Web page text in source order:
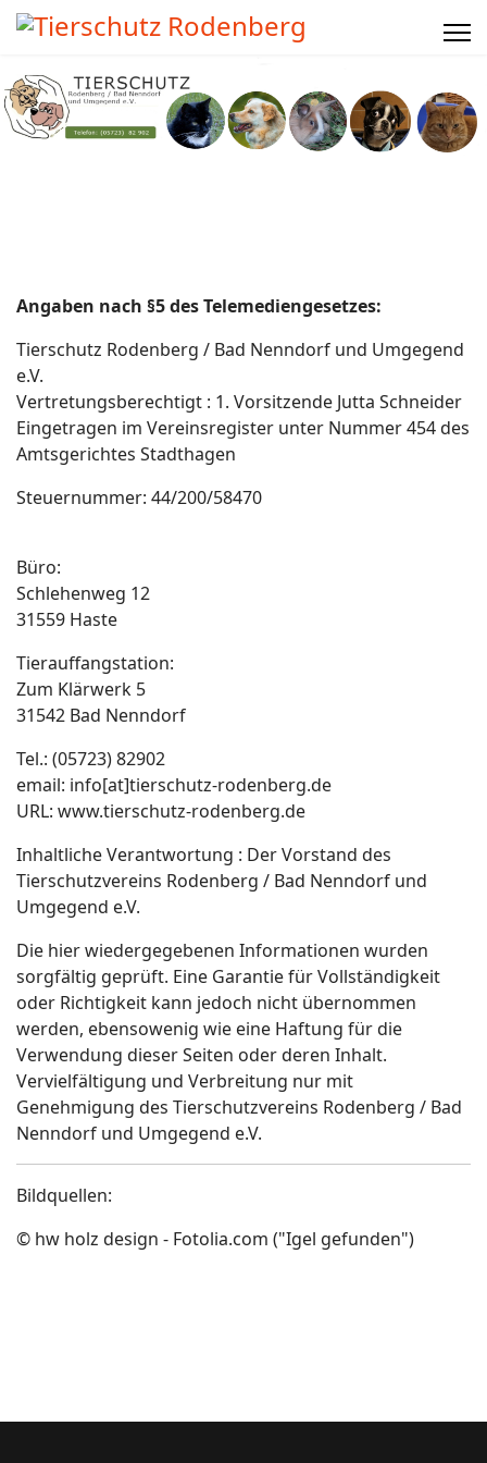
Angaben nach §5 des Telemediengesetzes:
Tierschutz Rodenberg / Bad Nenndorf und Umgegend
e.V.
Vertretungsberechtigt : 1. Vorsitzende Jutta Schneider
Eingetragen im Vereinsregister unter Nummer 454 des
Amtsgerichtes Stadthagen
Steuernummer: 44/200/58470
Büro:
Schlehenweg 12
31559 Haste
Tierauffangstation:
Zum Klärwerk 5
31542 Bad Nenndorf
Tel.: (05723) 82902
email: info[at]tierschutz-rodenberg.de
URL: www.tierschutz-rodenberg.de
Inhaltliche Verantwortung : Der Vorstand des
Tierschutzvereins Rodenberg / Bad Nenndorf und
Umgegend e.V.
Die hier wiedergegebenen Informationen wurden
sorgfältig geprüft. Eine Garantie für Vollständigkeit
oder Richtigkeit kann jedoch nicht übernommen
werden, ebensowenig wie eine Haftung für die
Verwendung dieser Seiten oder deren Inhalt.
Vervielfältigung und Verbreitung nur mit
Genehmigung des Tierschutzvereins Rodenberg / Bad
Nenndorf und Umgegend e.V.
Bildquellen:
© hw holz design - Fotolia.com ("Igel gefunden")